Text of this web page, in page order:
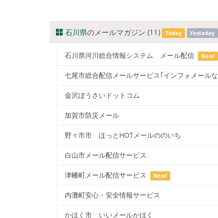
石川県のメールマガジン (11) Today Yestaday
石川県河川総合情報システム メール配信 New!
七尾市総合配信メールサービス｢インフォメール
金沢ぼうさいドットコム
加賀市防災メール
野々市市 ほっとHOTメールののいち
白山市メール配信サービス
津幡町メール配信サービス New!
内灘町安心・安全情報サービス
かほく市 いいメールかほく